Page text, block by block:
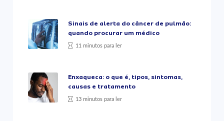
Sinais de alerta do câncer de pulmão:
quando procurar um médico
11 minutos para ler
Enxaqueca: o que é, tipos, sintomas,
causas e tratamento
13 minutos para ler